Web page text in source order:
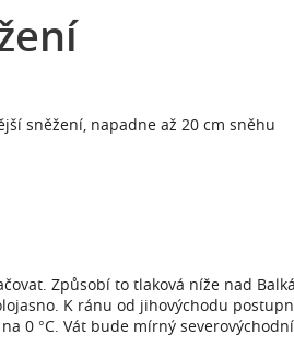
sněžení, napadne až 20 cm sněhu
Způsobí to tlaková níže nad
K ránu od jihovýchodu
0 °C. Vát bude mírný